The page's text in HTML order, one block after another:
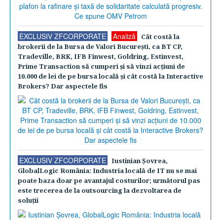
EXCLUSIV ZFCORPORATE Analiză
Cât costă la
brokerii de la Bursa de Valori Bucureşti, ca BT CP,
Tradeville, BRK, IFB Finwest, Goldring, Estinvest,
Prime Transaction să cumperi şi să vinzi acţiuni de
10.000 de lei de pe bursa locală şi cât costă la Interactive
Brokers? Dar aspectele fis
EXCLUSIV ZFCORPORATE
Iustinian Şovrea,
GlobalLogic România: Industria locală de IT nu se mai
poate baza doar pe avantajul costurilor; următorul pas
este trecerea de la outsourcing la dezvoltarea de
soluţii